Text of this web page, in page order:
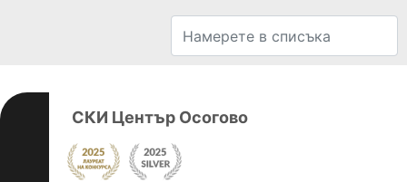
СКИ Център Осогово